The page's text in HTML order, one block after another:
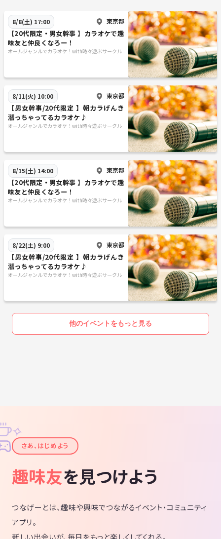
8/8(土) 17:00 東京都
【20代限定・男女幹事 】カラオケで趣
味友と仲良くなろー！
オールジャンルでカラオケ！with時々遊ぶサークル
8/11(火) 10:00 東京都
【男女幹事/20代限定 】朝カラげんき
漲っちゃってるカラオケ♪
オールジャンルでカラオケ！with時々遊ぶサークル
8/15(土) 14:00 東京都
【20代限定・男女幹事 】カラオケで趣
味友と仲良くなろー！
オールジャンルでカラオケ！with時々遊ぶサークル
8/22(土) 9:00 東京都
【男女幹事/20代限定 】朝カラげんき
漲っちゃってるカラオケ♪
オールジャンルでカラオケ！with時々遊ぶサークル
他のイベントをもっと見る
✦
✧
さあ、はじめよう
趣味友を見つけよう
つなげーとは、趣味や興味でつながるイベント・コミュニティ
アプリ。
新しい出会いが、毎日をもっと楽しくしてくれる。